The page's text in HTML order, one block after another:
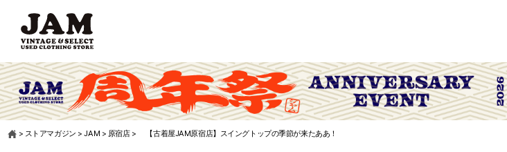
> ストアマガジン >JAM > 原宿店> 【古着屋JAM原宿店】スイングトップの季節が来たああ！